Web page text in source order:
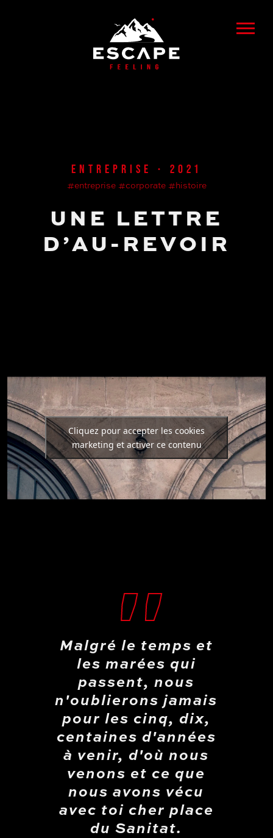
ENTREPRISE • 2021
#entreprise #corporate #histoire
UNE LETTRE
D’AU-REVOIR
Cliquez pour accepter les cookies
marketing et activer ce contenu
Malgré le temps et
les marées qui
passent, nous
n'oublierons jamais
pour les cinq, dix,
centaines d'années
à venir, d'où nous
venons et ce que
nous avons vécu
avec toi cher place
du Sanitat.